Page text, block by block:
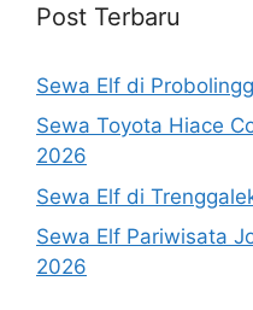
Post Terbaru
Sewa Elf di
Sewa Toyota Hiace
2026
Sewa Elf di
Sewa Elf Pariwisata
2026